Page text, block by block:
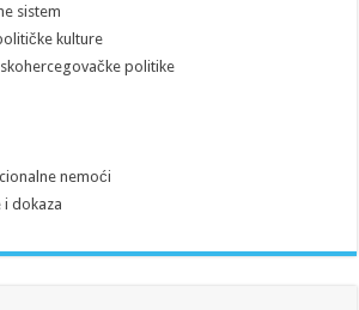
sistem
kulture
politike
nemoći
i dokaza